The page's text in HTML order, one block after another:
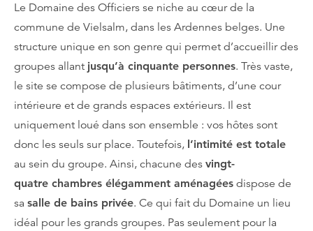
Le Domaine des Officiers se niche au cœur de la
commune de Vielsalm, dans les Ardennes belges. Une
structure unique en son genre qui permet d’accueillir des
groupes allant jusqu’à cinquante personnes. Très vaste,
le site se compose de plusieurs bâtiments, d’une cour
intérieure et de grands espaces extérieurs. Il est
uniquement loué dans son ensemble : vos hôtes sont
donc les seuls sur place. Toutefois, l’intimité est totale
au sein du groupe. Ainsi, chacune des vingt-
quatre chambres élégamment aménagées dispose de
sa salle de bains privée. Ce qui fait du Domaine un lieu
idéal pour les grands groupes. Pas seulement pour la